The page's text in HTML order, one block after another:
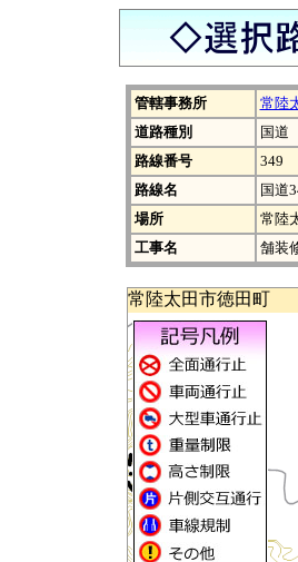
管轄事務所 常陸
道路種別
国道
路線番号
349
路線名
国道
場所
常陸
工事名
舗装
常陸太田市徳田町